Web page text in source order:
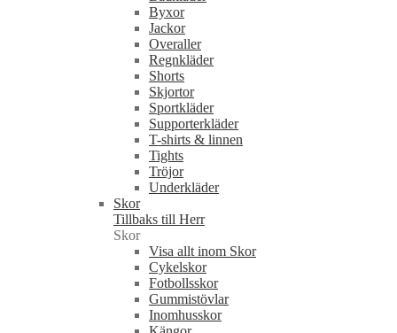
Byxor
Jackor
Overaller
Regnkläder
Shorts
Skjortor
Sportkläder
Supporterkläder
T-shirts & linnen
Tights
Tröjor
Underkläder
Skor
Tillbaks till Herr
Skor
Visa allt inom Skor
Cykelskor
Fotbollsskor
Gummistövlar
Inomhusskor